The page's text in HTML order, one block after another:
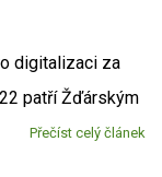
digitalizaci za
patří Žďárským
Přečíst celý článek